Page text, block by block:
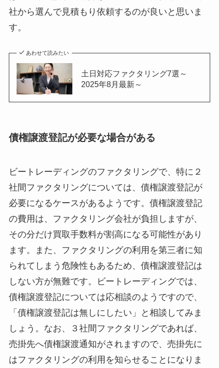
社から選んで見積もり依頼するのが良いと思いま
す。
あわせて読みたい
土日対応ファクタリング7選～
2025年8月最新～
債権譲渡登記が必要な場合がある
ビートレーディングのファクタリングで、特に２
社間ファクタリングについては、債権譲渡登記が
必要になるケースがあるようです。債権譲渡登記
の費用は、ファクタリング会社が負担しますが、
その分だけ買取手数料が割高になる可能性があり
ます。また、ファクタリングの利用を第三者に知
られてしまう危険性もあるため、債権譲渡登記は
しない方が無難です。ビートレーディングでは、
債権譲渡登記については応相談のようですので、
「債権譲渡登記は無しにしたい」と相談してみま
しょう。なお、３社間ファクタリングであれば、
売掛先へ債権譲渡通知がされますので、売掛先に
はファクタリングの利用を知らせることになりま